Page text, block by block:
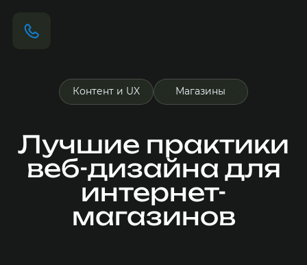
Контент и UX Магазины
Лучшие практики
веб-дизайна для
интернет-
магазинов